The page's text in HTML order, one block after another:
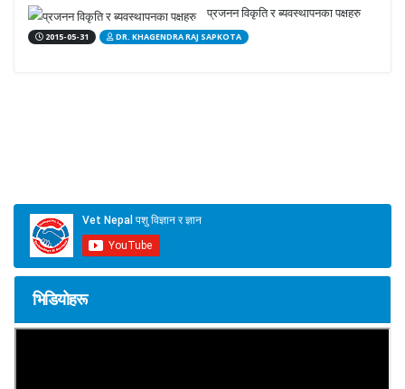
प्रजनन विकृति र ब्यवस्थापनका पक्षहरु
2015-05-31 DR. KHAGENDRA RAJ SAPKOTA
भिडियोहरू